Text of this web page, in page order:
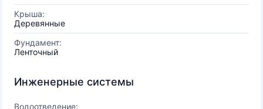
Крыша:
Деревянные
Фундамент:
Ленточный
Инженерные системы
Водоотведение: